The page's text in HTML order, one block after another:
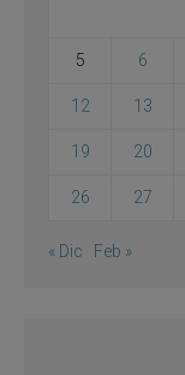
5 6
12 13
19 20
26 27
« Dic Feb »